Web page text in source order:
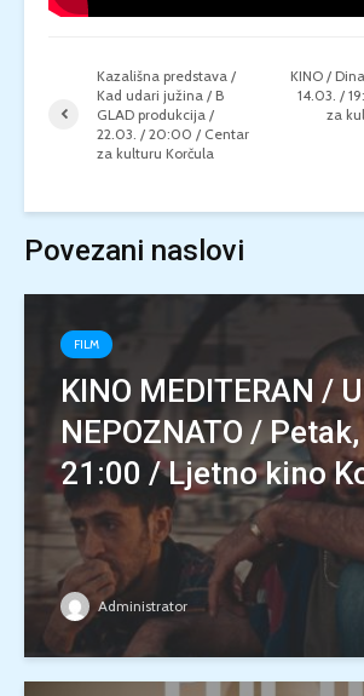
Kazališna predstava /
Kad udari južina / B
GLAD produkcija /
22.03. / 20:00 / Centar
za kulturu Korčula
KINO /
14.03. /
za
Povezani naslovi
FILM
KINO MEDITERAN / U
NEPOZNATO /
21:00 / Ljetno kino
Administrator